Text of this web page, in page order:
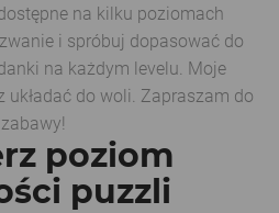
na kilku poziomach
i spróbuj dopasować do
na każdym levelu. Moje
układać do woli. Zapraszam do
zabawy!
poziom
puzzli